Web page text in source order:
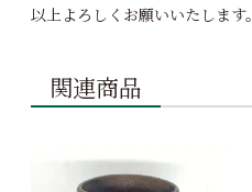
以上よろしくお願いいたします。
関連商品